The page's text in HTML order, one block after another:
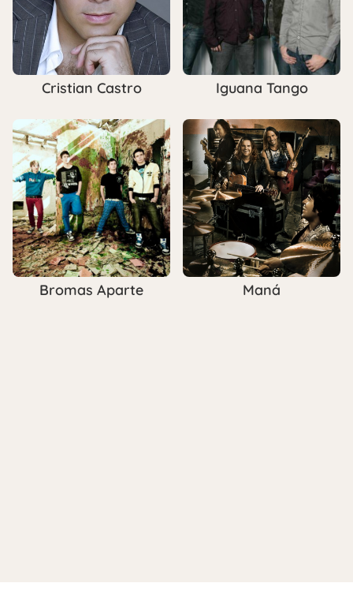
Cristian Castro Iguana Tango
Bromas Aparte Maná